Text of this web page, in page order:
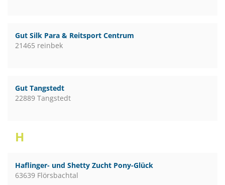
Gut Silk Para & Reitsport Centrum
21465 reinbek
Gut Tangstedt
22889 Tangstedt
H
Haflinger- und Shetty Zucht Pony-Glück
63639 Flörsbachtal